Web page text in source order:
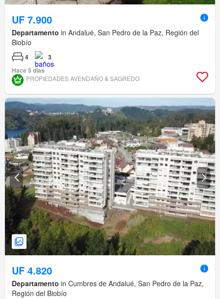
UF 7.900
Departamento in Andalué, San Pedro de la Paz, Región del
Biobío
4
3
Hace 5 días
PROPIEDADES AVENDAÑO & SAGREDO
UF 4.820
Departamento in Cumbres de Andalué, San Pedro de la Paz,
Región del Biobío